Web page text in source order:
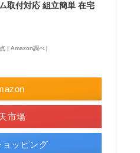
取付対応 組立簡単 在宅
| Amazon調べ）
市場
ョッピング